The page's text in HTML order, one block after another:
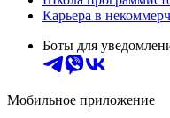
Карьера в
Боты для
Мобильное приложение